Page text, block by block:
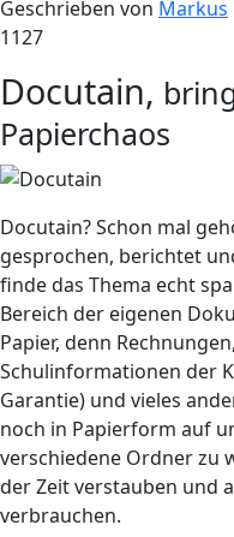
Geschrieben von Markus
1127
Docutain,
Papierchaos
Docutain? Schon mal
gesprochen, berichtet
finde das Thema echt
Bereich der eigenen
Papier, denn
Schulinformationen der
Garantie) und vieles
noch in Papierform auf
verschiedene Ordner zu
der Zeit verstauben und
verbrauchen.